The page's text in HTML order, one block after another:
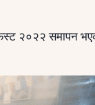
२०२२ समापन